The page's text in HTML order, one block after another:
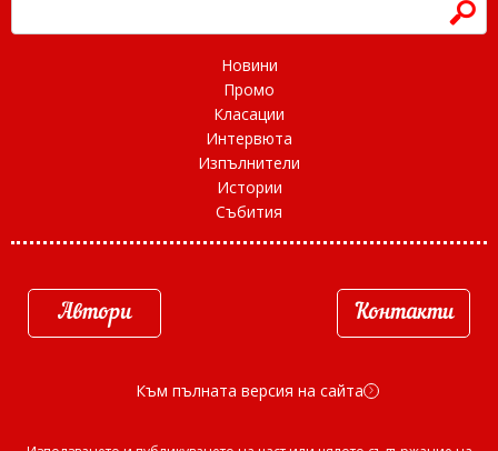
h
Новини
Промо
Класации
Интервюта
Изпълнители
Истории
Събития
Автори Контакти
Към пълната версия на сайта d